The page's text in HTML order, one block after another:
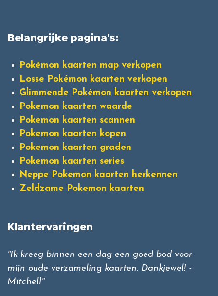
Belangrijke pagina's:
Pokémon kaarten map verkopen
Losse Pokémon kaarten verkopen
Glimmende Pokémon kaarten verkopen
Pokemon kaarten waarde
Pokemon kaarten scannen
Pokemon kaarten kopen
Pokemon kaarten graden
Pokemon kaarten series
Neppe Pokemon kaarten herkennen
Zeldzame Pokemon kaarten
Klantervaringen
"Ik kreeg binnen een dag een goed bod voor
mijn oude verzameling kaarten. Dankjewel! -
Mitchell"